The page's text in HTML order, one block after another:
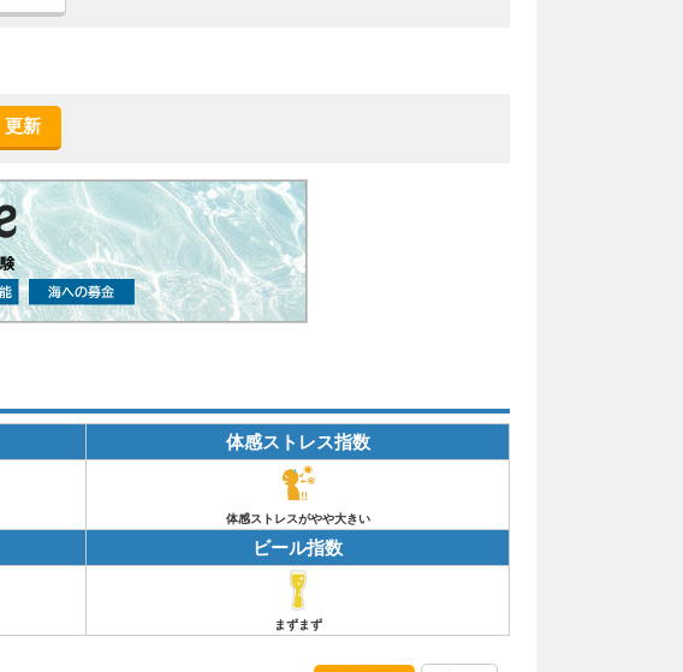
更新
体感ストレス指数
体感ストレスがやや大きい
ビール指数
まずまず